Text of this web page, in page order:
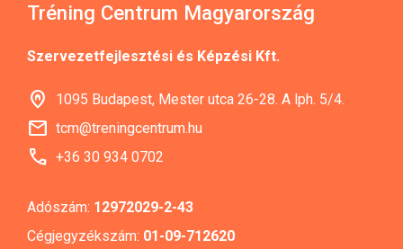
Tréning Centrum Magyarország
Szervezetfejlesztési és Képzési Kft.
home_pin 1095 Budapest, Mester utca 26-28. A lph. 5/4.
mail tcm@treningcentrum.hu
call +36 30 934 0702
Adószám: 12972029-2-43
Cégjegyzékszám: 01-09-712620